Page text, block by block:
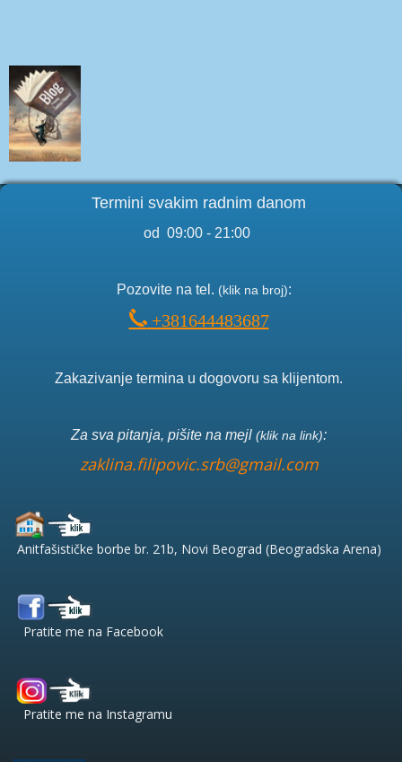
Termini svakim radnim danom
od 09:00 - 21:00
Pozovite na tel. (klik na broj):
+381644483687
Zakazivanje termina u dogovoru sa klijentom.
Za sva pitanja, pišite na mejl (klik na link):
zaklina.filipovic.srb@gmail.com
Anitfašističke borbe br. 21b, Novi Beograd (Beogradska Arena)
Pratite me na Facebook
Pratite me na Instagramu